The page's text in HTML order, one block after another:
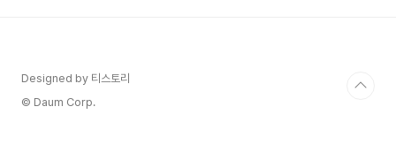
Designed by 티스토리
© Daum Corp.